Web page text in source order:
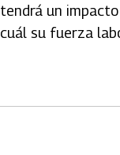
tendrá un
cuál su fuerza